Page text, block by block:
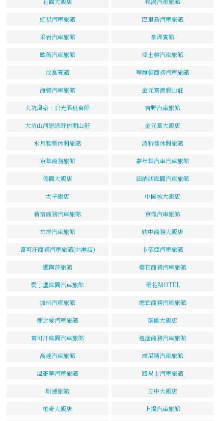
虹星汽車旅館 巴里島汽車旅館
采岩汽車旅館 豪洲賓館
歐薇汽車旅館 亞士頓汽車旅館
汶喬賓館 華爾頓商務汽車旅館
海頓汽車旅館 金元富渡假山莊
大坑溫泉．日光溫泉會館 吉野汽車旅館
大坑山河戀綠野休閒山莊 金元富大飯店
水月雅緻休閒旅館 波特曼休閒旅館
京華商務旅館 嘉年華汽車汽車旅館
僑園大飯店 田納西庭園汽車旅館
太子飯店 中國城大飯店
新宿商務汽車旅館 京鼎汽車旅館
左岸汽車旅館 欣中商務大飯店
富可汗商務汽車旅館(中港店) 卡帝亞汽車旅館
聖陶莎旅館 櫻花商務汽車旅館
愛丁堡庭園汽車旅館 櫻花MOTEL
加州汽車旅館 總宜商務汽車旅館
簡之愛汽車旅館 群歡大飯店
富可汗庭園汽車旅館 逸淦商務汽車旅館
高速汽車旅館 成尼斯汽車旅館
溫哥華汽車旅館 路易士汽車旅館
明通旅館 立中大飯店
柏奇大飯店 上揚汽車旅館